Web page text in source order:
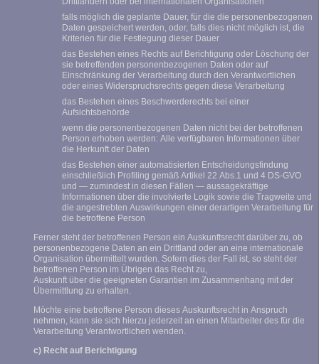
falls möglich die geplante Dauer, für die die personenbezogenen
Daten gespeichert werden, oder, falls dies nicht möglich ist, die
Kriterien für die Festlegung dieser Dauer
das Bestehen eines Rechts auf Berichtigung oder Löschung der
sie betreffenden personenbezogenen Daten oder auf
Einschränkung der Verarbeitung durch den Verantwortlichen
oder eines Widerspruchsrechts gegen diese Verarbeitung
das Bestehen eines Beschwerderechts bei einer
Aufsichtsbehörde
wenn die personenbezogenen Daten nicht bei der betroffenen
Person erhoben werden: Alle verfügbaren Informationen über
die Herkunft der Daten
das Bestehen einer automatisierten Entscheidungsfindung
einschließlich Profiling gemäß Artikel 22 Abs.1 und 4 DS-GVO
und — zumindest in diesen Fällen — aussagekräftige
Informationen über die involvierte Logik sowie die Tragweite und
die angestrebten Auswirkungen einer derartigen Verarbeitung für
die betroffene Person
Ferner steht der betroffenen Person ein Auskunftsrecht darüber zu, ob
personenbezogene Daten an ein Drittland oder an eine internationale
Organisation übermittelt wurden. Sofern dies der Fall ist, so steht der
betroffenen Person im Übrigen das Recht zu,
Auskunft über die geeigneten Garantien im Zusammenhang mit der
Übermittlung zu erhalten.
Möchte eine betroffene Person dieses Auskunftsrecht in Anspruch
nehmen, kann sie sich hierzu jederzeit an einen Mitarbeiter des für die
Verarbeitung Verantwortlichen wenden.
c) Recht auf Berichtigung